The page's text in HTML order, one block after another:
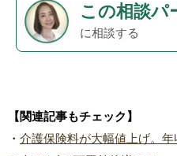
この相談パ
に相談する
【関連記事もチェック】
・ 介護保険料が大幅値上げ。